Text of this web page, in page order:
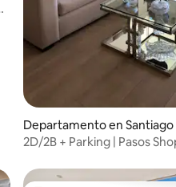
Departamento en Santiago
2D/2B + Parking | Pasos